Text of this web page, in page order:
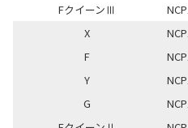
FクイーンⅢ
X
F
Y
G